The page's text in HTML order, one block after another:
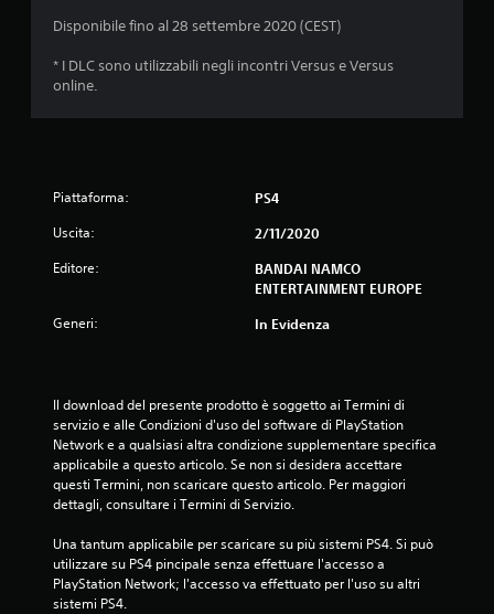
Disponibile fino al 28 settembre 2020 (CEST)
* I DLC sono utilizzabili negli incontri Versus e Versus
online.
Piattaforma: PS4
Uscita: 2/11/2020
Editore:
BANDAI NAMCO
ENTERTAINMENT EUROPE
Generi: In Evidenza
Il download del presente prodotto è soggetto ai Termini di
servizio e alle Condizioni d'uso del software di PlayStation
Network e a qualsiasi altra condizione supplementare specifica
applicabile a questo articolo. Se non si desidera accettare
questi Termini, non scaricare questo articolo. Per maggiori
dettagli, consultare i Termini di Servizio.
Una tantum applicabile per scaricare su più sistemi PS4. Si può
utilizzare su PS4 pincipale senza effettuare l'accesso a
PlayStation Network; l'accesso va effettuato per l'uso su altri
sistemi PS4.